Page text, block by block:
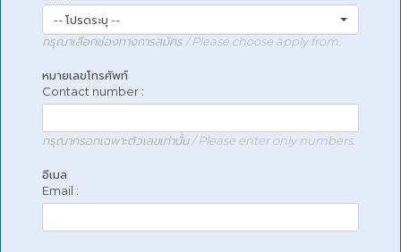
-- โปรดระบุ --
กรุณาเลือกช่องทางการสมัคร / Please choose apply from.
หมายเลขโทรศัพท์
Contact number :
กรุณากรอกเฉพาะตัวเลขเท่านั้น / Please enter only numbers.
อีเมล
Email :